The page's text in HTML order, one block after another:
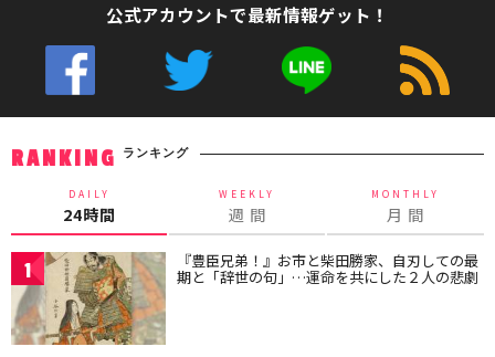
公式アカウントで最新情報ゲット！
RANKING ランキング
DAILY
24時間
WEEKLY
週 間
MONTHLY
月 間
1 『豊臣兄弟！』お市と柴田勝家、自刃しての最
期と「辞世の句」…運命を共にした２人の悲劇